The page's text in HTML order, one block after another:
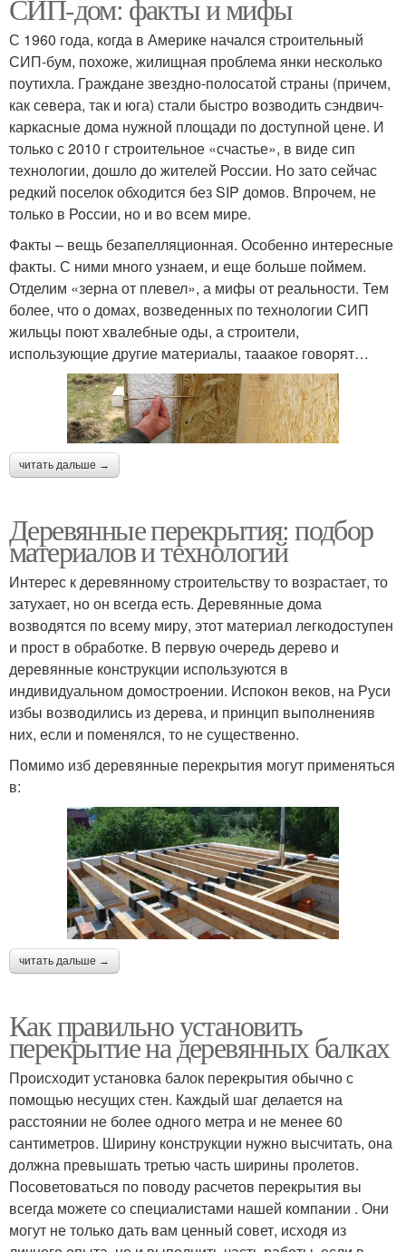
СИП-дом: факты и мифы
С 1960 года, когда в Америке начался строительный
СИП-бум, похоже, жилищная проблема янки несколько
поутихла. Граждане звездно-полосатой страны (причем,
как севера, так и юга) стали быстро возводить сэндвич-
каркасные дома нужной площади по доступной цене. И
только с 2010 г строительное «счастье», в виде сип
технологии, дошло до жителей России. Но зато сейчас
редкий поселок обходится без SIP домов. Впрочем, не
только в России, но и во всем мире.
Факты – вещь безапелляционная. Особенно интересные
факты. С ними много узнаем, и еще больше поймем.
Отделим «зерна от плевел», а мифы от реальности. Тем
более, что о домах, возведенных по технологии СИП
жильцы поют хвалебные оды, а строители,
использующие другие материалы, тааакое говорят…
читать дальше →
Деревянные перекрытия: подбор
материалов и технологий
Интерес к деревянному строительству то возрастает, то
затухает, но он всегда есть. Деревянные дома
возводятся по всему миру, этот материал легкодоступен
и прост в обработке. В первую очередь дерево и
деревянные конструкции используются в
индивидуальном домостроении. Испокон веков, на Руси
избы возводились из дерева, и принцип выполненияв
них, если и поменялся, то не существенно.
Помимо изб деревянные перекрытия могут применяться
в:
читать дальше →
Как правильно установить
перекрытие на деревянных балках
Происходит установка балок перекрытия обычно с
помощью несущих стен. Каждый шаг делается на
расстоянии не более одного метра и не менее 60
сантиметров. Ширину конструкции нужно высчитать, она
должна превышать третью часть ширины пролетов.
Посоветоваться по поводу расчетов перекрытия вы
всегда можете со специалистами нашей компании . Они
могут не только дать вам ценный совет, исходя из